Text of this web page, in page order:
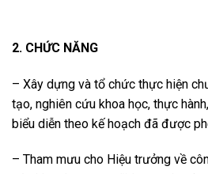
2. CHỨC NĂNG
– Xây dựng và tổ chức thực hiện
tạo, nghiên cứu khoa học, thực
biểu diễn theo kế hoạch đã được
– Tham mưu cho Hiệu trưởng về